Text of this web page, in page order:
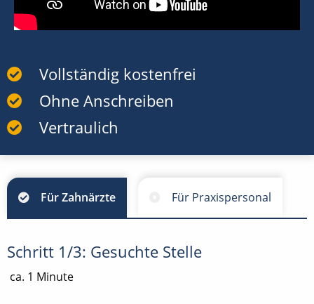
Vollständig kostenfrei
Ohne Anschreiben
Vertraulich
Für Zahnärzte Für Praxispersonal
Schritt 1/3: Gesuchte Stelle
ca. 1 Minute